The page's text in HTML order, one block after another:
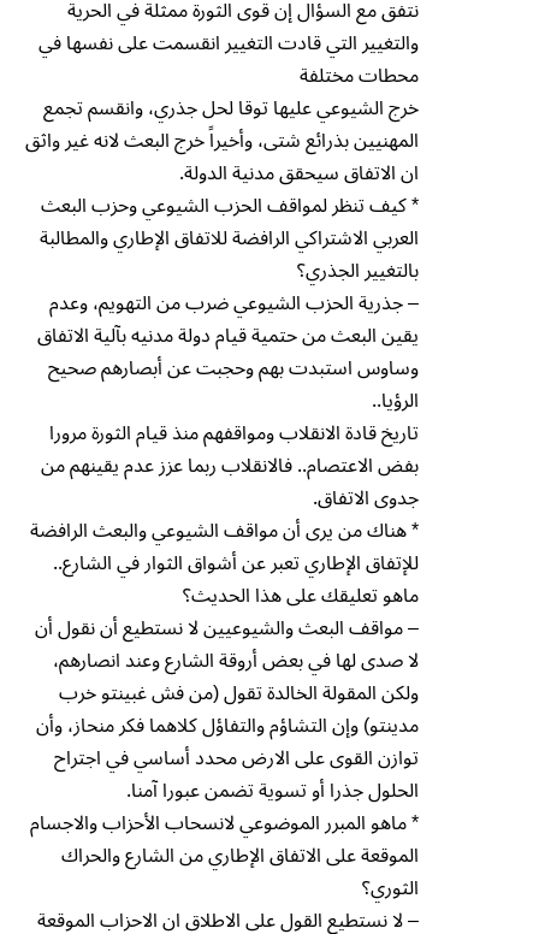
نتفق مع السؤال إن قوى الثورة ممثلة في الحرية
والتغيير التي قادت التغيير انقسمت على نفسها في
محطات مختلفة
خرج الشيوعي عليها توقا لحل جذري، وانقسم تجمع
المهنيين بذرائع شتى، وأخيراً خرج البعث لانه غير واثق
ان الاتفاق سيحقق مدنية الدولة.
* كيف تنظر لمواقف الحزب الشيوعي وحزب البعث
العربي الاشتراكي الرافضة للاتفاق الإطاري والمطالبة
بالتغيير الجذري؟
– جذرية الحزب الشيوعي ضرب من التهويم، وعدم
يقين البعث من حتمية قيام دولة مدنيه بآلية الاتفاق
وساوس استبدت بهم وحجبت عن أبصارهم صحيح
الرؤيا..
تاريخ قادة الانقلاب ومواقفهم منذ قيام الثورة مرورا
بفض الاعتصام.. فالانقلاب ربما عزز عدم يقينهم من
جدوى الاتفاق.
* هناك من يرى أن مواقف الشيوعي والبعث الرافضة
للإتفاق الإطاري تعبر عن أشواق الثوار في الشارع..
ماهو تعليقك على هذا الحديث؟
– مواقف البعث والشيوعيين لا نستطيع أن نقول أن
لا صدى لها في بعض أروقة الشارع وعند انصارهم،
ولكن المقولة الخالدة تقول (من فش غبينتو خرب
مدينتو) وإن التشاؤم والتفاؤل كلاهما فكر منحاز، وأن
توازن القوى على الارض محدد أساسي في اجتراح
الحلول جذرا أو تسوية تضمن عبورا آمنا.
* ماهو المبرر الموضوعي لانسحاب الأحزاب والاجسام
الموقعة على الاتفاق الإطاري من الشارع والحراك
الثوري؟
– لا نستطيع القول على الاطلاق ان الاحزاب الموقعة